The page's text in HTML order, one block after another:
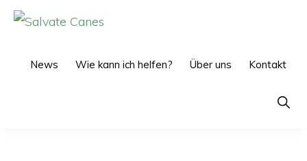
Zur
Zum
News Wie kann ich helfen? Über uns Kontakt
Show